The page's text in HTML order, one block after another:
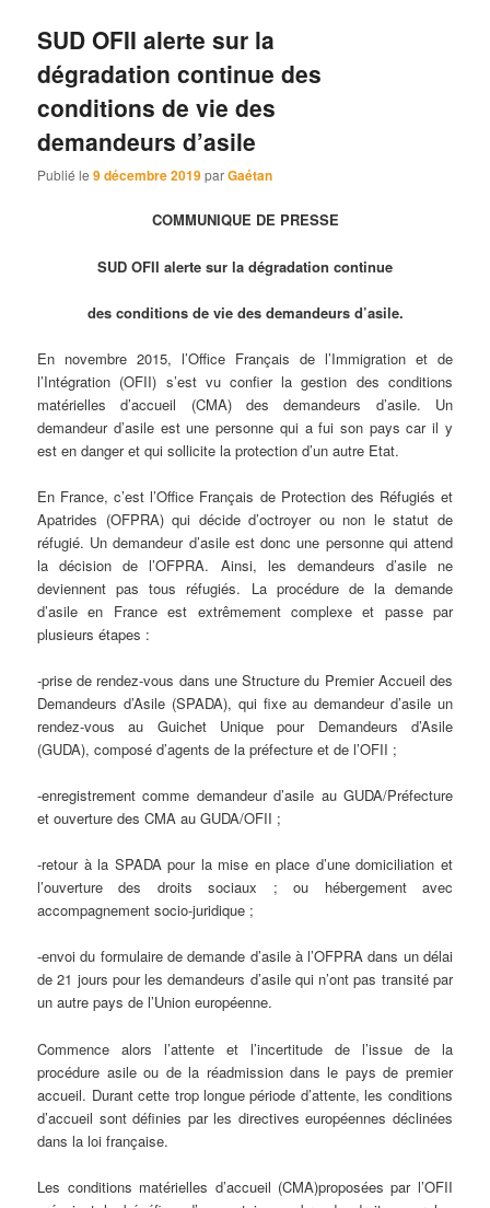
SUD OFII alerte sur la
dégradation continue des
conditions de vie des
demandeurs d’asile
Publié le9 décembre 2019parGaétan
COMMUNIQUE DE PRESSE
SUD OFII alerte sur la dégradation continue
des conditions de vie des demandeurs d’asile.
En novembre 2015, l’Office Français de l’Immigration et de
l’Intégration (OFII) s’est vu confier la gestion des conditions
matérielles d’accueil (CMA) des demandeurs d’asile. Un
demandeur d’asile est une personne qui a fui son pays car il y
est en danger et qui sollicite la protection d’un autre Etat.
En France, c’est l’Office Français de Protection des Réfugiés et
Apatrides (OFPRA) qui décide d’octroyer ou non le statut de
réfugié. Un demandeur d’asile est donc une personne qui attend
la décision de l’OFPRA. Ainsi, les demandeurs d’asile ne
deviennent pas tous réfugiés. La procédure de la demande
d’asile en France est extrêmement complexe et passe par
plusieurs étapes :
-prise de rendez-vous dans une Structure du Premier Accueil des
Demandeurs d’Asile (SPADA), qui fixe au demandeur d’asile un
rendez-vous au Guichet Unique pour Demandeurs d’Asile
(GUDA), composé d’agents de la préfecture et de l’OFII ;
-enregistrement comme demandeur d’asile au GUDA/Préfecture
et ouverture des CMA au GUDA/OFII ;
-retour à la SPADA pour la mise en place d’une domiciliation et
l’ouverture des droits sociaux ; ou hébergement avec
accompagnement socio-juridique ;
-envoi du formulaire de demande d’asile à l’OFPRA dans un délai
de 21 jours pour les demandeurs d’asile qui n’ont pas transité par
un autre pays de l’Union européenne.
Commence alors l’attente et l’incertitude de l’issue de la
procédure asile ou de la réadmission dans le pays de premier
accueil. Durant cette trop longue période d’attente, les conditions
d’accueil sont définies par les directives européennes déclinées
dans la loi française.
Les conditions matérielles d’accueil (CMA)proposées par l’OFII